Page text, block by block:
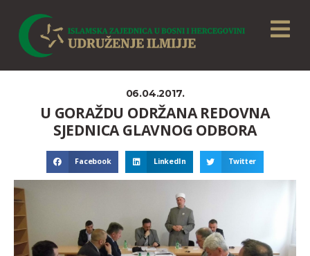
06.04.2017.
U GORAŽDU ODRŽANA REDOVNA
SJEDNICA GLAVNOG ODBORA
Facebook LinkedIn Twitter